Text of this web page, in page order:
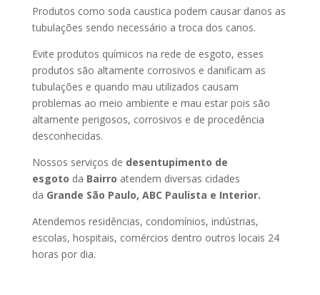
Produtos como soda caustica podem causar danos as
tubulações sendo necessário a troca dos canos.
Evite produtos químicos na rede de esgoto, esses
produtos são altamente corrosivos e danificam as
tubulações e quando mau utilizados causam
problemas ao meio ambiente e mau estar pois são
altamente perigosos, corrosivos e de procedência
desconhecidas.
Nossos serviços de desentupimento de
esgoto da Bairro atendem diversas cidades
da Grande São Paulo, ABC Paulista e Interior.
Atendemos residências, condomínios, indústrias,
escolas, hospitais, comércios dentro outros locais 24
horas por dia.